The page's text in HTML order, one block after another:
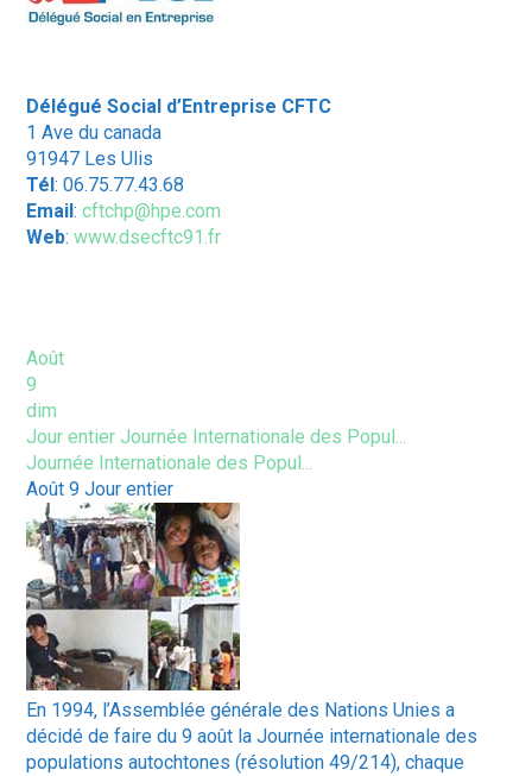
Délégué Social d’Entreprise CFTC
1 Ave du canada
91947 Les Ulis
Tél: 06.75.77.43.68
Email:cftchp@hpe.com
Web:www.dsecftc91.fr
Août
9
dim
Jour entierJournée Internationale des Popul...
Journée Internationale des Popul...
Août 9Jour entier
En 1994, l’Assemblée générale des Nations Unies a
décidé de faire du 9 août la Journée internationale des
populations autochtones (résolution 49/214), chaque